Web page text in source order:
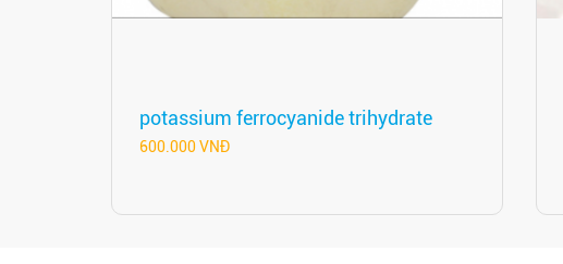
potassium ferrocyanide trihydrate
600.000 VNĐ